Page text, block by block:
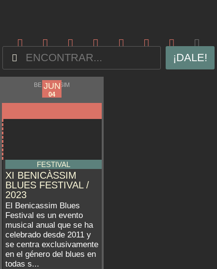
¡DALE!
BENICÀSSIM
JUN
02
JUN
04
FESTIVAL
XI BENICÀSSIM
BLUES FESTIVAL /
2023
El Benicassim Blues
Festival es un evento
musical anual que se ha
celebrado desde 2011 y
se centra exclusivamente
en el género del blues en
todas s...